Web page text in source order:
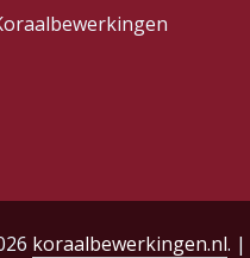
koraalbewerkingen.nl. |